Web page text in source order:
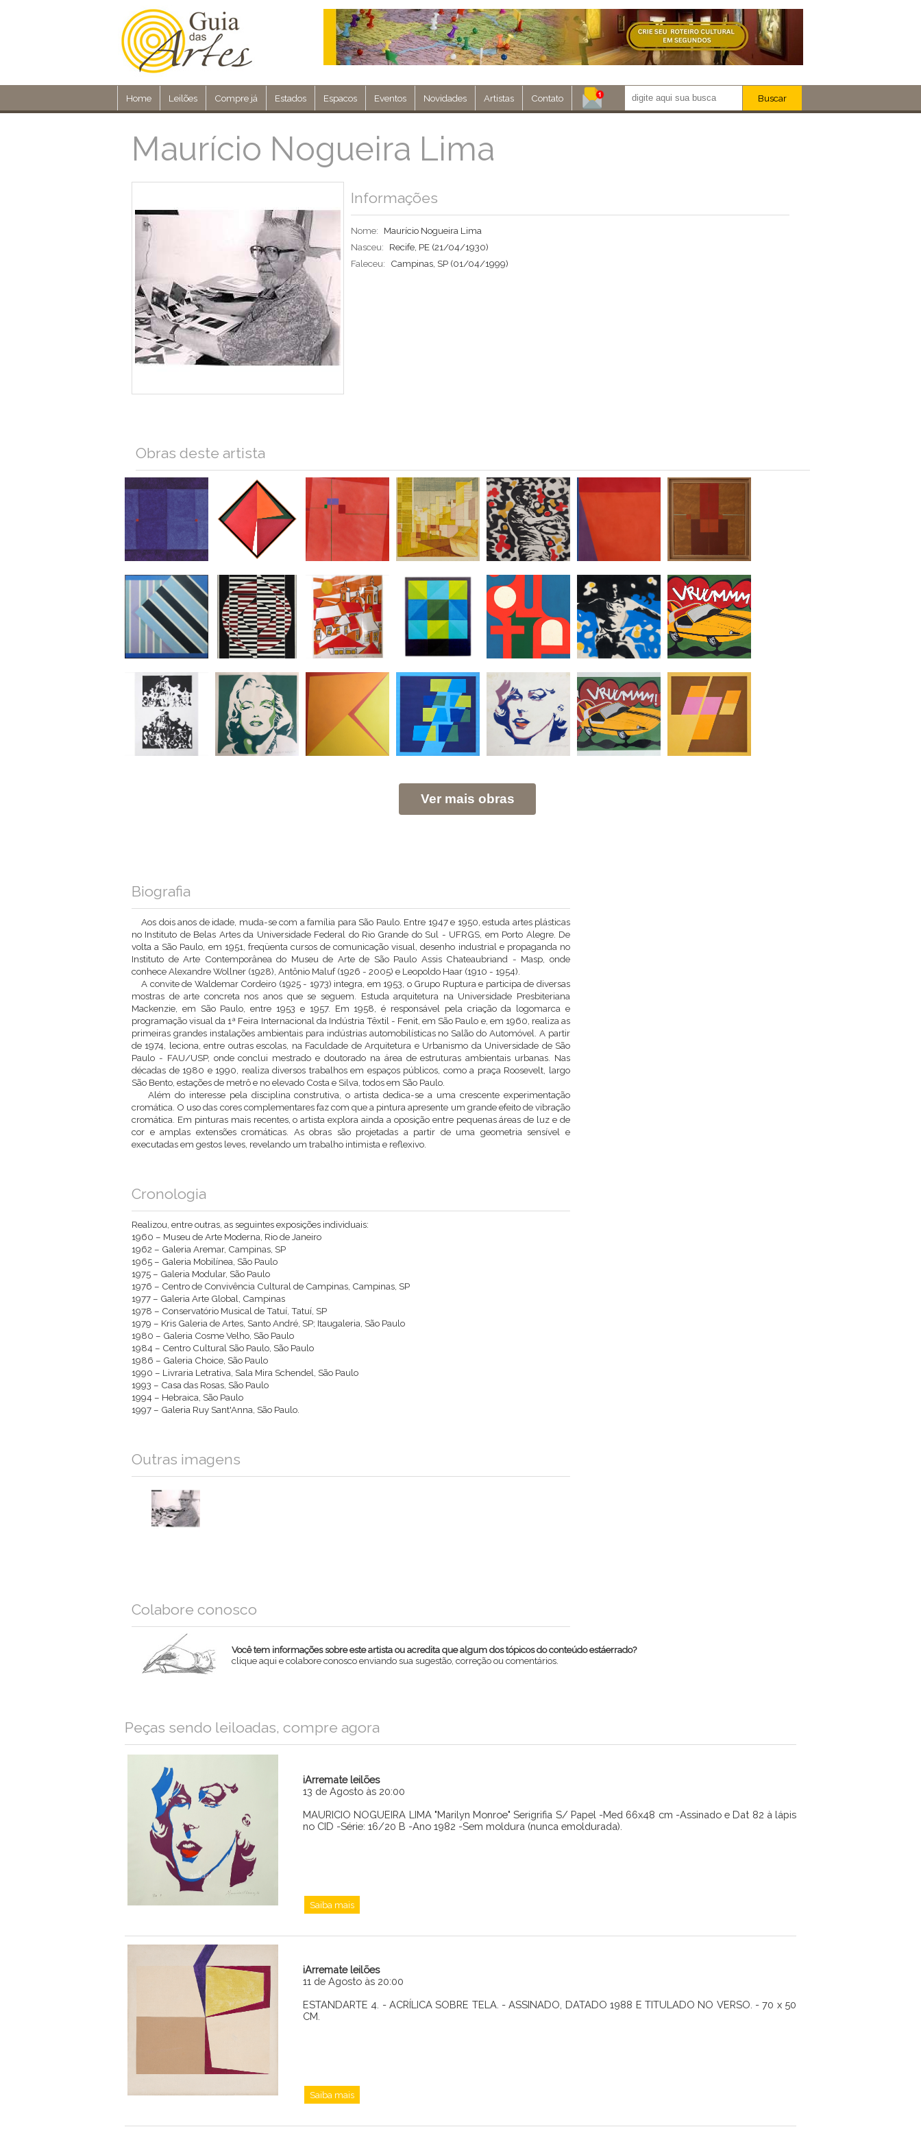
Home Leilões Compre já Estados Espacos Eventos Novidades Artistas Contato Buscar
Maurício Nogueira Lima
Informações
Nome:
Maurício Nogueira Lima
Nasceu:
Recife, PE (21/04/1930)
Faleceu:
Campinas, SP (01/04/1999)
Obras deste artista
Ver mais obras
Biografia
Aos dois anos de idade, muda-se com a família para São Paulo. Entre 1947 e 1950, estuda artes plásticas
no Instituto de Belas Artes da Universidade Federal do Rio Grande do Sul - UFRGS, em Porto Alegre. De
volta a São Paulo, em 1951, freqüenta cursos de comunicação visual, desenho industrial e propaganda no
Instituto de Arte Contemporânea do Museu de Arte de São Paulo Assis Chateaubriand - Masp, onde
conhece Alexandre Wollner (1928), Antônio Maluf (1926 - 2005) e Leopoldo Haar (1910 - 1954).
A convite de Waldemar Cordeiro (1925 - 1973) integra, em 1953, o Grupo Ruptura e participa de diversas
mostras de arte concreta nos anos que se seguem. Estuda arquitetura na Universidade Presbiteriana
Mackenzie, em São Paulo, entre 1953 e 1957. Em 1958, é responsável pela criação da logomarca e
programação visual da 1ª Feira Internacional da Indústria Têxtil - Fenit, em São Paulo e, em 1960, realiza as
primeiras grandes instalações ambientais para indústrias automobilísticas no Salão do Automóvel. A partir
de 1974, leciona, entre outras escolas, na Faculdade de Arquitetura e Urbanismo da Universidade de São
Paulo - FAU/USP, onde conclui mestrado e doutorado na área de estruturas ambientais urbanas. Nas
décadas de 1980 e 1990, realiza diversos trabalhos em espaços públicos, como a praça Roosevelt, largo
São Bento, estações de metrô e no elevado Costa e Silva, todos em São Paulo.
Além do interesse pela disciplina construtiva, o artista dedica-se a uma crescente experimentação
cromática. O uso das cores complementares faz com que a pintura apresente um grande efeito de vibração
cromática. Em pinturas mais recentes, o artista explora ainda a oposição entre pequenas áreas de luz e de
cor e amplas extensões cromáticas. As obras são projetadas a partir de uma geometria sensível e
executadas em gestos leves, revelando um trabalho intimista e reflexivo.
Cronologia
Realizou, entre outras, as seguintes exposições individuais:
1960 – Museu de Arte Moderna, Rio de Janeiro
1962 – Galeria Aremar, Campinas, SP
1965 – Galeria Mobilínea, São Paulo
1975 – Galeria Modular, São Paulo
1976 – Centro de Convivência Cultural de Campinas, Campinas, SP
1977 – Galeria Arte Global, Campinas
1978 – Conservatório Musical de Tatuí, Tatuí, SP
1979 – Kris Galeria de Artes, Santo André, SP; Itaugaleria, São Paulo
1980 – Galeria Cosme Velho, São Paulo
1984 – Centro Cultural São Paulo, São Paulo
1986 – Galeria Choice, São Paulo
1990 – Livraria Letrativa, Sala Mira Schendel, São Paulo
1993 – Casa das Rosas, São Paulo
1994 – Hebraica, São Paulo
1997 – Galeria Ruy Sant'Anna, São Paulo.
Outras imagens
Colabore conosco
Você tem informações sobre este artista ou acredita que algum dos tópicos do conteúdo estáerrado?
clique aqui e colabore conosco enviando sua sugestão, correção ou comentários.
Email
Peças sendo leiloadas, compre agora
iArremate leilões
13 de Agosto às 20:00
MAURICIO NOGUEIRA LIMA "Marilyn Monroe" Serigrifia S/ Papel -Med 66x48 cm -Assinado e Dat 82 à lápis
no CID -Série: 16/20 B -Ano 1982 -Sem moldura (nunca emoldurada).
Saiba mais
iArremate leilões
11 de Agosto às 20:00
ESTANDARTE 4. - ACRÍLICA SOBRE TELA. - ASSINADO, DATADO 1988 E TITULADO NO VERSO. - 70 x 50
CM.
Saiba mais